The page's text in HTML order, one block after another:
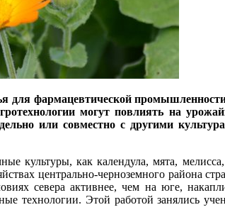
фармацевтической
могут повлиять на
или совместно с другими
культуры, как календула, мята,
центрально-черноземного района
севера активнее, чем на юге,
технологии. Этой работой занялись